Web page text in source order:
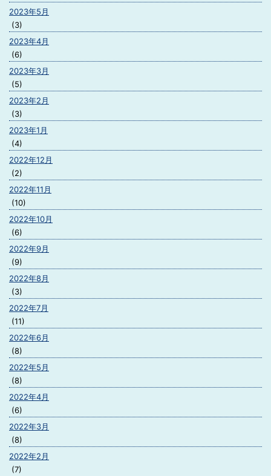
2023年5月
(3)
2023年4月
(6)
2023年3月
(5)
2023年2月
(3)
2023年1月
(4)
2022年12月
(2)
2022年11月
(10)
2022年10月
(6)
2022年9月
(9)
2022年8月
(3)
2022年7月
(11)
2022年6月
(8)
2022年5月
(8)
2022年4月
(6)
2022年3月
(8)
2022年2月
(7)